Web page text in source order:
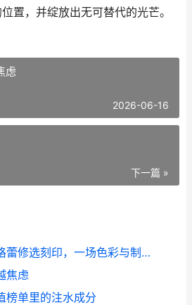
置，并绽放出无可替代的光芒。
虑
2026-06-16
下一篇 »
崩坏三乐土戒律流格蕾修选刻印，一场色彩与制度的协奏
焦虑
榜单里的注水成分